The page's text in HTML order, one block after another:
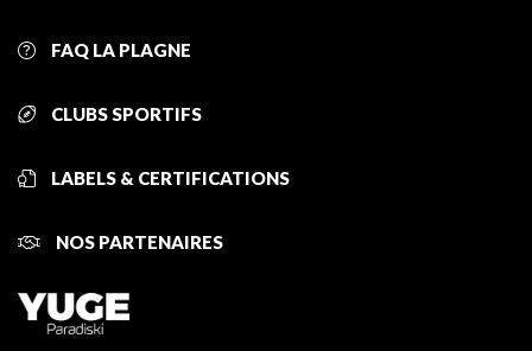
FAQ LA PLAGNE
CLUBS SPORTIFS
LABELS & CERTIFICATIONS
NOS PARTENAIRES